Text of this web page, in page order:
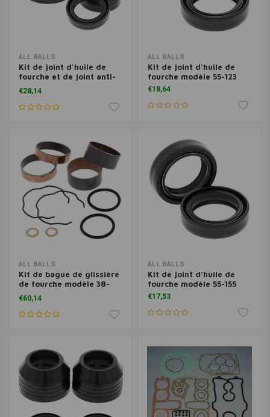
ALL BALLS
Kit de joint d'huile de
fourche et de joint anti-
poussière Modèle 56-158
€28,14
ALL BALLS
Kit de joint d'huile de
fourche modèle 55-123
€18,64
ALL BALLS
Kit de bague de glissière
de fourche modèle 38-
6089
€60,14
ALL BALLS
Kit de joint d'huile de
fourche modèle 55-155
€17,53